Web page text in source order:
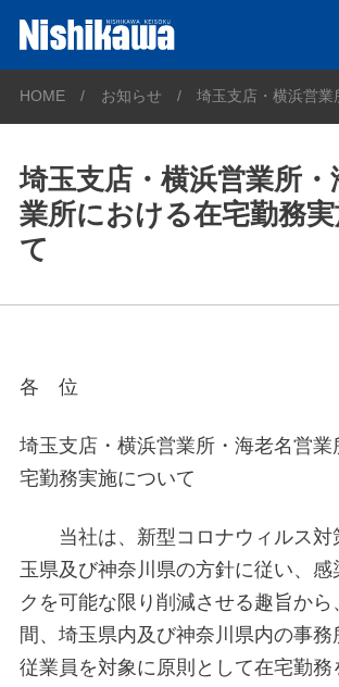
HOME お知らせ 埼玉支店・横浜営
埼玉支店・横浜営業所・
業所における在宅勤務
て
各 位
埼玉支店・横浜営業所・海老名営業
宅勤務実施について
当社は、新型コロナウィルス対
玉県及び神奈川県の方針に従い、感
クを可能な限り削減させる趣旨から
間、埼玉県内及び神奈川県内の事務
従業員を対象に原則として在宅勤務